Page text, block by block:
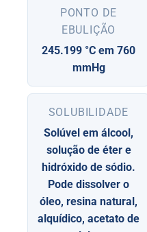
PONTO DE
EBULIÇÃO
245.199 °C em 760
mmHg
SOLUBILIDADE
Solúvel em álcool,
solução de éter e
hidróxido de sódio.
Pode dissolver o
óleo, resina natural,
alquídico, acetato de